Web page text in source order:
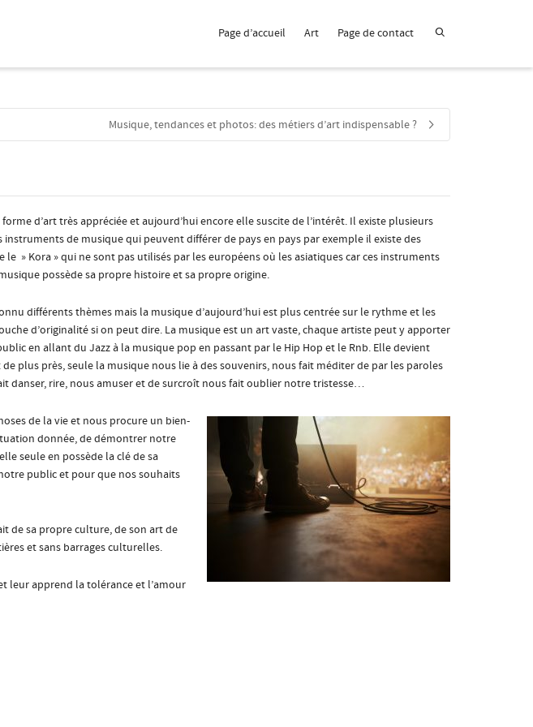
Page d’accueil Art Page de contact
Musique, tendances et photos: des métiers d’art indispensable ?
d’art très appréciée et aujourd’hui encore elle suscite de l’intérêt. Il existe plusieurs
de musique qui peuvent différer de pays en pays par exemple il existe des
» Kora » qui ne sont pas utilisés par les européens où les asiatiques car ces instruments
possède sa propre histoire et sa propre origine.
différents thèmes mais la musique d’aujourd’hui est plus centrée sur le rythme et les
d’originalité si on peut dire. La musique est un art vaste, chaque artiste peut y apporter
en allant du Jazz à la musique pop en passant par le Hip Hop et le Rnb. Elle devient
plus près, seule la musique nous lie à des souvenirs, nous fait méditer de par les paroles
danser, rire, nous amuser et de surcroît nous fait oublier notre tristesse…
de la vie et nous procure un bien-
donnée, de démontrer notre
seule en possède la clé de sa
public et pour que nos souhaits
de sa propre culture, de son art de
et sans barrages culturelles.
leur apprend la tolérance et l’amour